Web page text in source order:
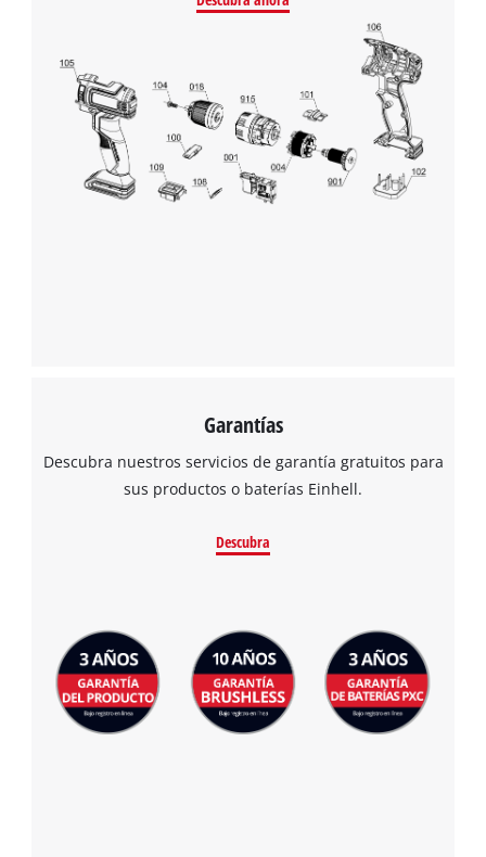
Garantías
Descubra nuestros servicios de garantía gratuitos para
sus productos o baterías Einhell.
Descubra